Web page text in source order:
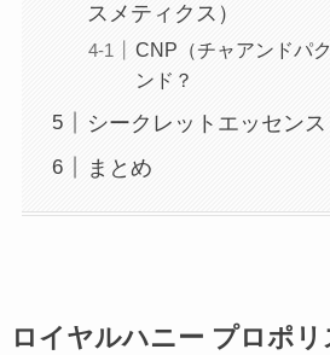
スメティクス）
CNP（チャアンドパ
ンド？
シークレットエッセンス
まとめ
ロイヤルハニー プロポ